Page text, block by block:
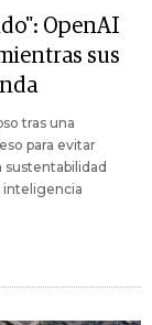
OpenAI
sus
tras una
para evitar
sustentabilidad
inteligencia